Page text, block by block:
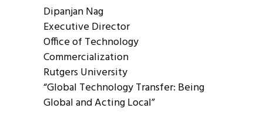
Dipanjan Nag
Executive Director
Office of Technology
Commercialization
Rutgers University
“Global Technology Transfer: Being
Global and Acting Local”